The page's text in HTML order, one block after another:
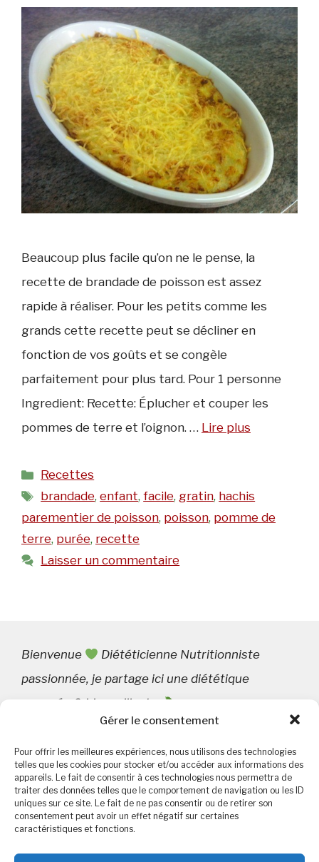
Gérer le consentement
Pour offrir les meilleures expériences, nous utilisons des technologies
telles que les cookies pour stocker et/ou accéder aux informations des
appareils. Le fait de consentir à ces technologies nous permettra de
traiter des données telles que le comportement de navigation ou les ID
uniques sur ce site. Le fait de ne pas consentir ou de retirer son
consentement peut avoir un effet négatif sur certaines
caractéristiques et fonctions.
Beaucoup plus facile qu’on ne le pense, la
recette de brandade de poisson est assez
rapide à réaliser. Pour les petits comme les
grands cette recette peut se décliner en
fonction de vos goûts et se congèle
parfaitement pour plus tard. Pour 1 personne
Ingredient: Recette: Éplucher et couper les
pommes de terre et l’oignon. … Lire plus
Catégories
Recettes
Étiquettes
brandade,enfant,facile, gratin, hachis
parementier de poisson, poisson, pomme de
terre, purée, recette
Laisser un commentaire
Bienvenue
Diététicienne Nutritionniste
passionnée, je partage ici une diététique
engagée & bienveillante
Rechercher :